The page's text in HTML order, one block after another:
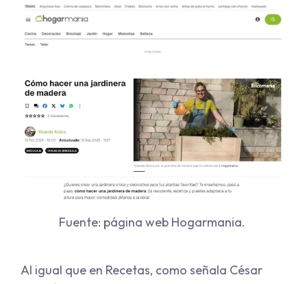
Fuente: página web Hogarmania.
Al igual que en Recetas, como señala César